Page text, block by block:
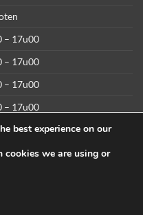
– 17u00
– 17u00
– 17u00
– 17u00
– 17u00
best experience on our
cookies we are using or